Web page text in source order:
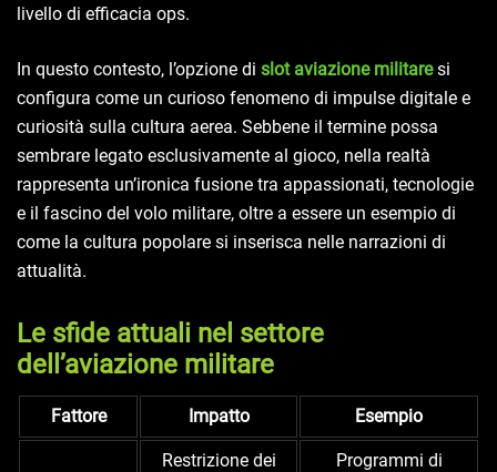
livello di efficacia ops.
In questo contesto, l’opzione di slot aviazione militaresi
configura come un curioso fenomeno di impulse digitale e
curiosità sulla cultura aerea. Sebbene il termine possa
sembrare legato esclusivamente al gioco, nella realtà
rappresenta un’ironica fusione tra appassionati, tecnologie
e il fascino del volo militare, oltre a essere un esempio di
come la cultura popolare si inserisca nelle narrazioni di
attualità.
Le sfide attuali nel settore
dell’aviazione militare
Fattore Impatto Esempio
Restrizione dei
Programmi di